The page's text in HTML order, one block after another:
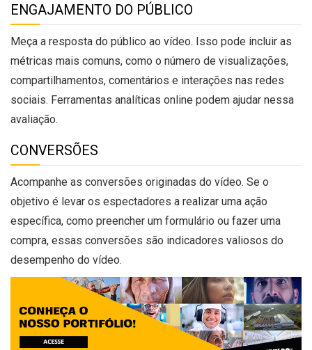
ENGAJAMENTO DO PÚBLICO
Meça a resposta do público ao vídeo. Isso pode incluir as
métricas mais comuns, como o número de visualizações,
compartilhamentos, comentários e interações nas redes
sociais. Ferramentas analíticas online podem ajudar nessa
avaliação.
CONVERSÕES
Acompanhe as conversões originadas do vídeo. Se o
objetivo é levar os espectadores a realizar uma ação
específica, como preencher um formulário ou fazer uma
compra, essas conversões são indicadores valiosos do
desempenho do vídeo.